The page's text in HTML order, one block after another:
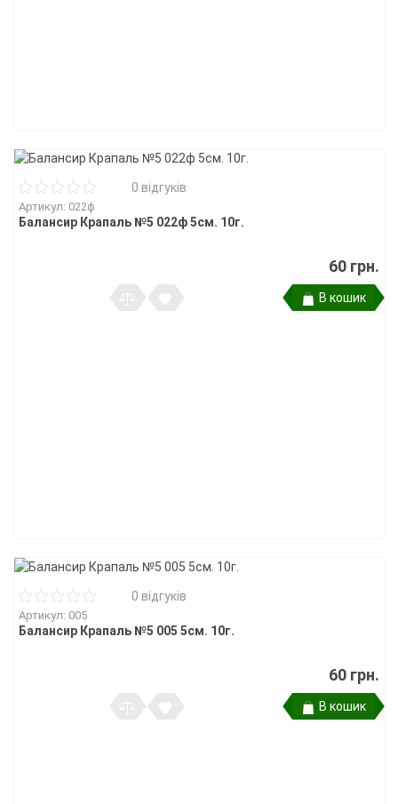
0 відгуків
Артикул: 022ф
Балансир Крапаль №5 022ф 5см. 10г.
60 грн.
В кошик
0 відгуків
Артикул: 005
Балансир Крапаль №5 005 5см. 10г.
60 грн.
В кошик